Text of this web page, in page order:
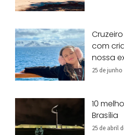
com
nossa
25 de junho
10
Brasília
25 de abril